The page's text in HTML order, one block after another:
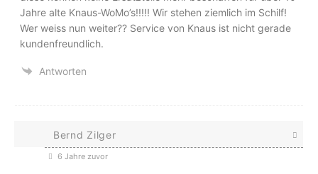
Jahre alte Knaus-WoMo’s!!!!! Wir stehen ziemlich im Schilf!
Wer weiss nun weiter?? Service von Knaus ist nicht gerade
kundenfreundlich.
Antworten
Bernd Zilger
6 Jahre zuvor